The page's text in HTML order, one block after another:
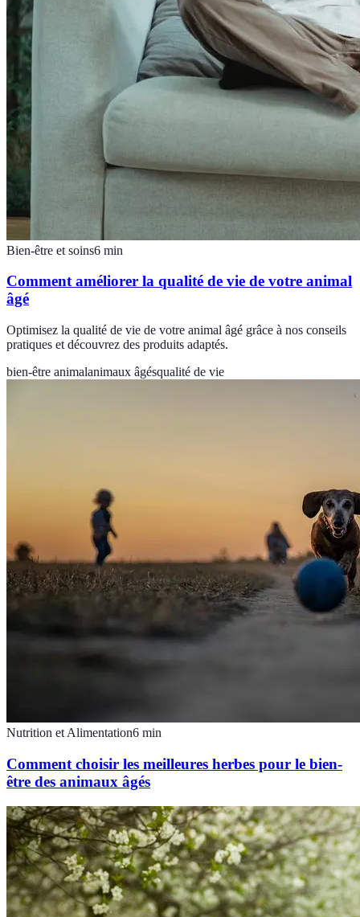
Bien-être et soins6 min
Comment améliorer la qualité de vie de votre animal
âgé
Optimisez la qualité de vie de votre animal âgé grâce à nos conseils
pratiques et découvrez des produits adaptés.
bien-être animalanimaux âgésqualité de vie
Nutrition et Alimentation6 min
Comment choisir les meilleures herbes pour le bien-
être des animaux âgés